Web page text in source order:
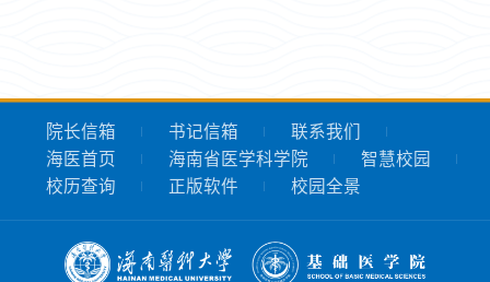
院长信箱 书记信箱
联系我们
海医首页
海南省医学科学院
智慧校园
校历查询
正版软件 校园全景